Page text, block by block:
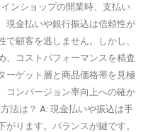
ンショップの開業時、支払い
現金払いや銀行振込は信頼性が
顧客を逃しません。しかし、
、コストパフォーマンスを精査
ーゲット層と商品価格帯を見極
コンバージョン率向上への確か
法は？ A: 現金払いや振込は手
ります。バランスが鍵です。